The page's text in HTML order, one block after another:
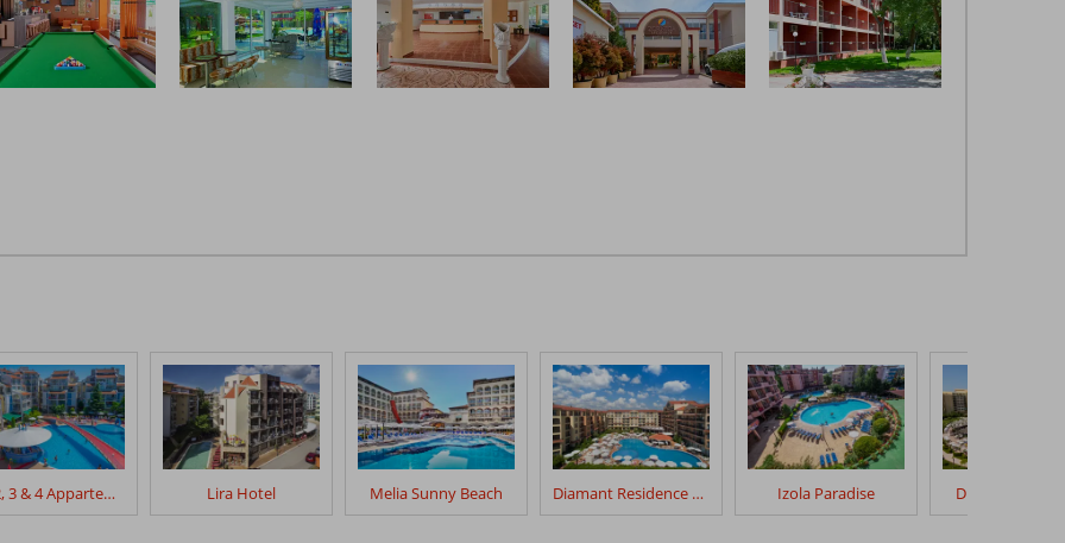
Elit 2, 3 & 4 Appartementen Lira Hotel Melia Sunny Beach Diamant Residence Hotel & Spa Izola Paradise DIT Majestic